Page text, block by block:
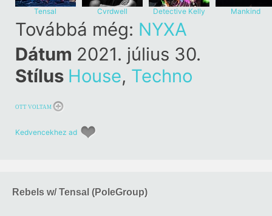
Tensal Cvrdwell Detective Kelly Mankind
Továbbá még: NYXA
Dátum 2021. július 30.
Stílus House, Techno
OTT VOLTAM
Kedvencekhez ad
Rebels w/ Tensal (PoleGroup)